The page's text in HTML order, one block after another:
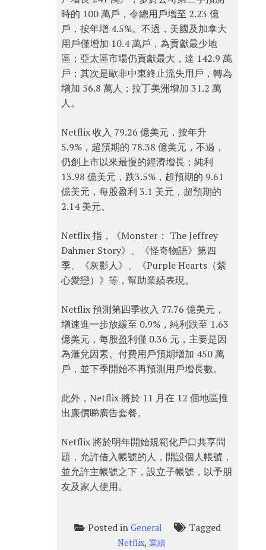
時的 100 萬戶，令總用戶增至 2.23 億
戶，按年增 4.5%。不過，美國及加拿大
用戶僅增加 10.4 萬戶，為貢獻最少地
區；亞太區市場仍貢獻最大，達 142.9 萬
戶；其次是歐非中東終止流失用戶，轉為
增加 56.8 萬人；拉丁美洲增加 31.2 萬
人。
Netflix 收入 79.26 億美元，按年升
5.9%，超預期的 78.38 億美元，不過，
仍創上市以來最慢的經濟增長；純利
13.98 億美元，跌3.5%，超預期的 9.61
億美元，每股盈利 3.1 美元，超預期的
2.14 美元。
Netflix 指，《Monster： The Jeffrey
Dahmer Story》、《怪奇物語》第四
季、《灰影人》、《Purple Hearts（紫
心愛戀）》等，幫助業績表現。
Netflix 預測第四季收入 77.76 億美元，
增速進一步放緩至 0.9%，純利跌至 1.63
億美元，每股盈利僅 0.36 元，主要是因
為滙兌因素。付費用戶預期增加 450 萬
戶，並下季開始不再預測用戶增長數。
此外，Netflix 將於 11 月在 12 個地區推
出廉價睇廣告套餐。
Netflix 將於明年開始規範化戶口共享問
題，允許借入帳號的人，開設個人帳號，
並允許主帳號之下，設立子帳號，以予朋
友及家人使用。
Posted in General Tagged
Netflix, 業績